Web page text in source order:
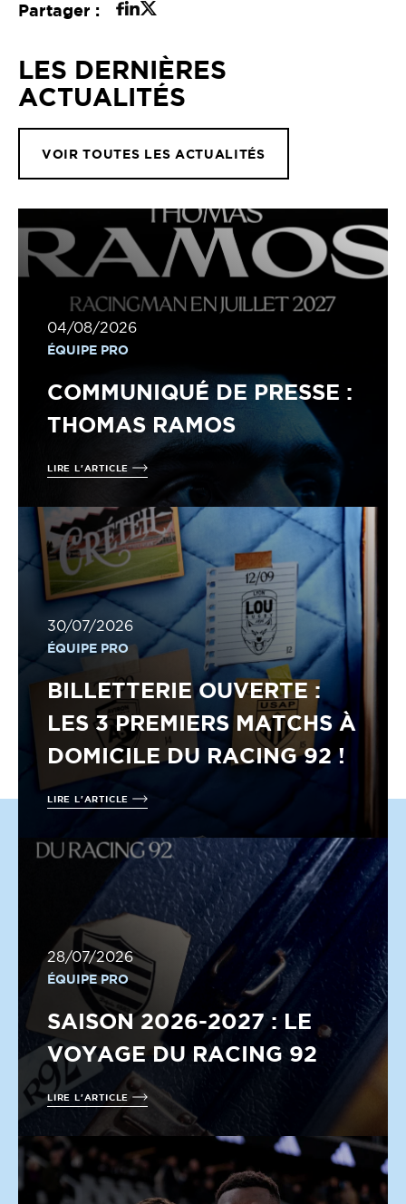
Partager :
LES DERNIÈRES
ACTUALITÉS
VOIR TOUTES LES ACTUALITÉS
04/08/2026
ÉQUIPE PRO
COMMUNIQUÉ DE PRESSE :
THOMAS RAMOS
LIRE L'ARTICLE
30/07/2026
ÉQUIPE PRO
BILLETTERIE OUVERTE :
LES 3 PREMIERS MATCHS À
DOMICILE DU RACING 92 !
LIRE L'ARTICLE
28/07/2026
ÉQUIPE PRO
SAISON 2026-2027 : LE
VOYAGE DU RACING 92
LIRE L'ARTICLE